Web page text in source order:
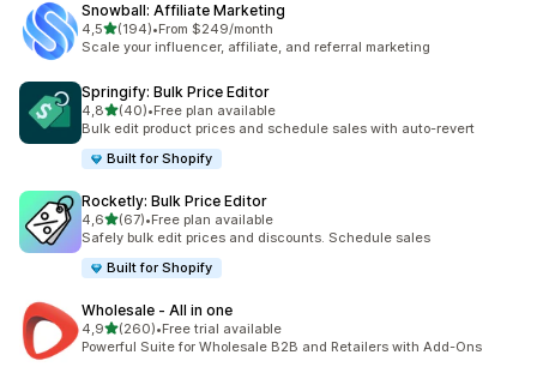
Snowball: Affiliate Marketing
4,5na 5 gwiazdek
(194)
Łączna liczba recenzji: 194
•From $249/month
Scale your influencer, affiliate, and referral marketing
Springify: Bulk Price Editor
4,8na 5 gwiazdek
(40)
Łączna liczba recenzji: 40
•Free plan available
Bulk edit product prices and schedule sales with auto-revert
Built for Shopify
Rocketly: Bulk Price Editor
4,6na 5 gwiazdek
(67)
Łączna liczba recenzji: 67
•Free plan available
Safely bulk edit prices and discounts. Schedule sales
Built for Shopify
Wholesale ‑ All in one
4,9na 5 gwiazdek
(260)
Łączna liczba recenzji: 260
•Free trial available
Powerful Suite for Wholesale B2B and Retailers with Add-Ons